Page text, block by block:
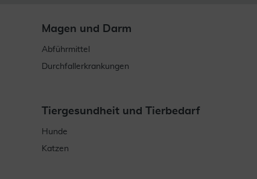
Magen und Darm
Abführmittel
Durchfallerkrankungen
Tiergesundheit und Tierbedarf
Hunde
Katzen